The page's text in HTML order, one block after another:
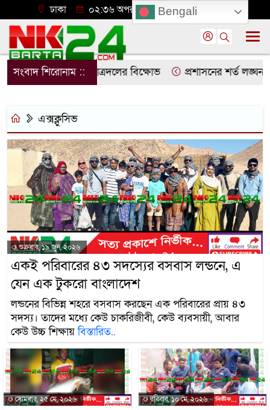
ঢাকা ০২:৩৬ অপরাহ্ন, রবিবার, ০৯ অগাস্ট ২০২৬
সংবাদ শিরোনাম ::
নোয়াখালীতে ছাত্রদলের বিক্ষোভ প্রশাসনের শর্ত লঙ্ঘন
এক্সক্লুসিভ
শুক্রবার, ১৯ জুন, ২০২৬
একই পরিবারের ৪৩ সদস্যের বসবাস লন্ডনে, এ
যেন এক টুকরো বাংলাদেশ
লন্ডনের বিভিন্ন শহরে বসবাস করছেন এক পরিবারের প্রায় ৪৩
সদস্য। তাদের মধ্যে কেউ চাকরিজীবী, কেউ ব্যবসায়ী, আবার
কেউ উচ্চ শিক্ষায়বিস্তারিত..
সোমবার, ২৫ মে, ২০২৬ রবিবার, ১০ মে, ২০২৬
Bengali